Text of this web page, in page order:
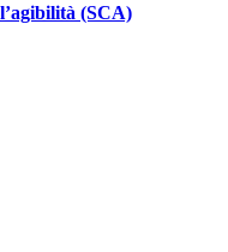
(SCA)